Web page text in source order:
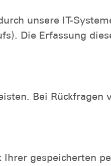
unsere IT-
Die Erfassung
Bei Rückfragen
gespeicherten